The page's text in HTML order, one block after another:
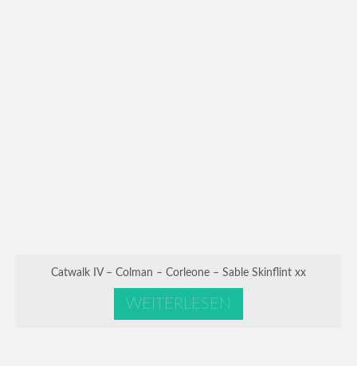
Catwalk IV – Colman – Corleone – Sable Skinflint xx
WEITERLESEN